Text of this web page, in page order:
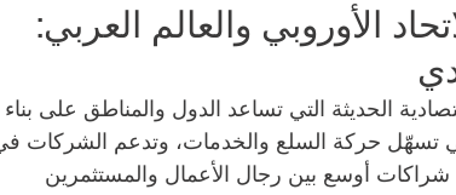
الأوروبي والعالم العربي:
الحديثة التي تساعد الدول والمناطق على
تسهّل حركة السلع والخدمات، وتدعم الشركات
أوسع بين رجال الأعمال والمستثمرين